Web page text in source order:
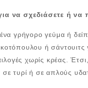
να σχεδιάσετε ή να
ένα γρήγορο γεύμα ή
ή
χωρίς κρέας.
τυρί ή σε απλούς